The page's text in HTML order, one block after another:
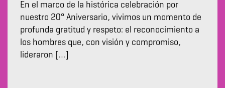
En el marco de la histórica celebración por
nuestro 20° Aniversario, vivimos un momento de
profunda gratitud y respeto: el reconocimiento a
los hombres que, con visión y compromiso,
lideraron […]